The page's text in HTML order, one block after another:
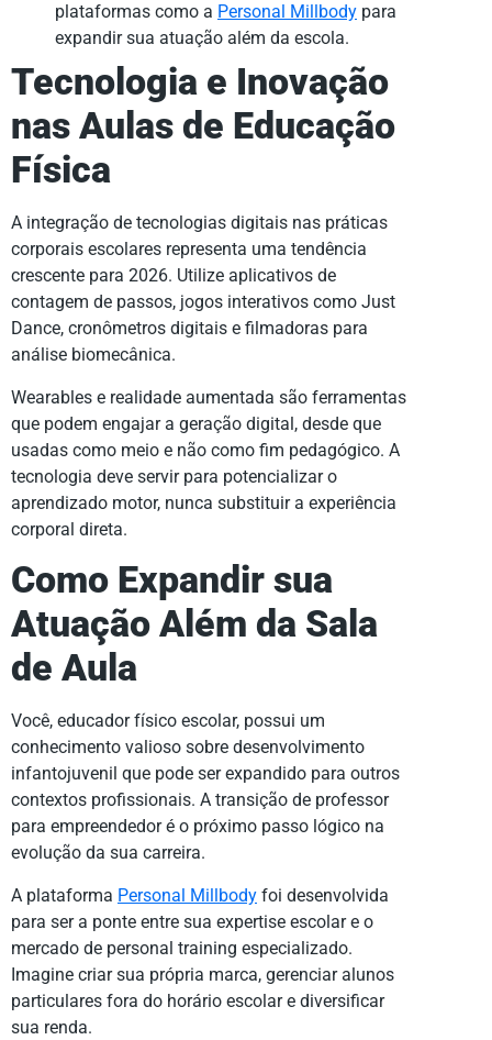
plataformas como a Personal Millbody para
expandir sua atuação além da escola.
Tecnologia e Inovação
nas Aulas de Educação
Física
A integração de tecnologias digitais nas práticas
corporais escolares representa uma tendência
crescente para 2026. Utilize aplicativos de
contagem de passos, jogos interativos como Just
Dance, cronômetros digitais e filmadoras para
análise biomecânica.
Wearables e realidade aumentada são ferramentas
que podem engajar a geração digital, desde que
usadas como meio e não como fim pedagógico. A
tecnologia deve servir para potencializar o
aprendizado motor, nunca substituir a experiência
corporal direta.
Como Expandir sua
Atuação Além da Sala
de Aula
Você, educador físico escolar, possui um
conhecimento valioso sobre desenvolvimento
infantojuvenil que pode ser expandido para outros
contextos profissionais. A transição de professor
para empreendedor é o próximo passo lógico na
evolução da sua carreira.
A plataforma Personal Millbody foi desenvolvida
para ser a ponte entre sua expertise escolar e o
mercado de personal training especializado.
Imagine criar sua própria marca, gerenciar alunos
particulares fora do horário escolar e diversificar
sua renda.